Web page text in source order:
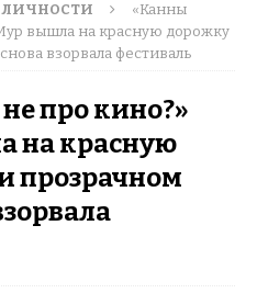
ЛИЧНОСТИ
«Канны
вышла на красную дорожку
взорвала фестиваль
про кино?»
на красную
прозрачном